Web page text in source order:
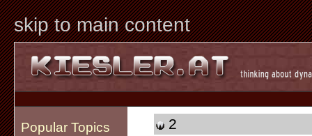
skip to main content
Popular Topics 2